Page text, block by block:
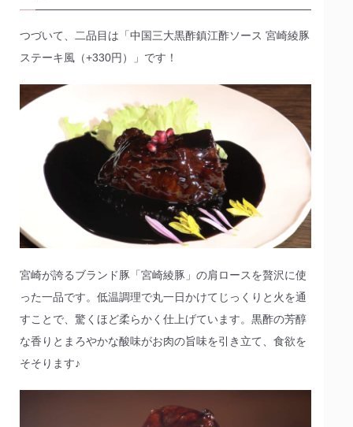
つづいて、二品目は「中国三大黒酢鎮江酢ソース 宮崎綾豚
ステーキ風（+330円）」です！
宮崎が誇るブランド豚「宮崎綾豚」の肩ロースを贅沢に使
った一品です。低温調理で丸一日かけてじっくりと火を通
すことで、驚くほど柔らかく仕上げています。黒酢の芳醇
な香りとまろやかな酸味がお肉の旨味を引き立て、食欲を
そそります♪